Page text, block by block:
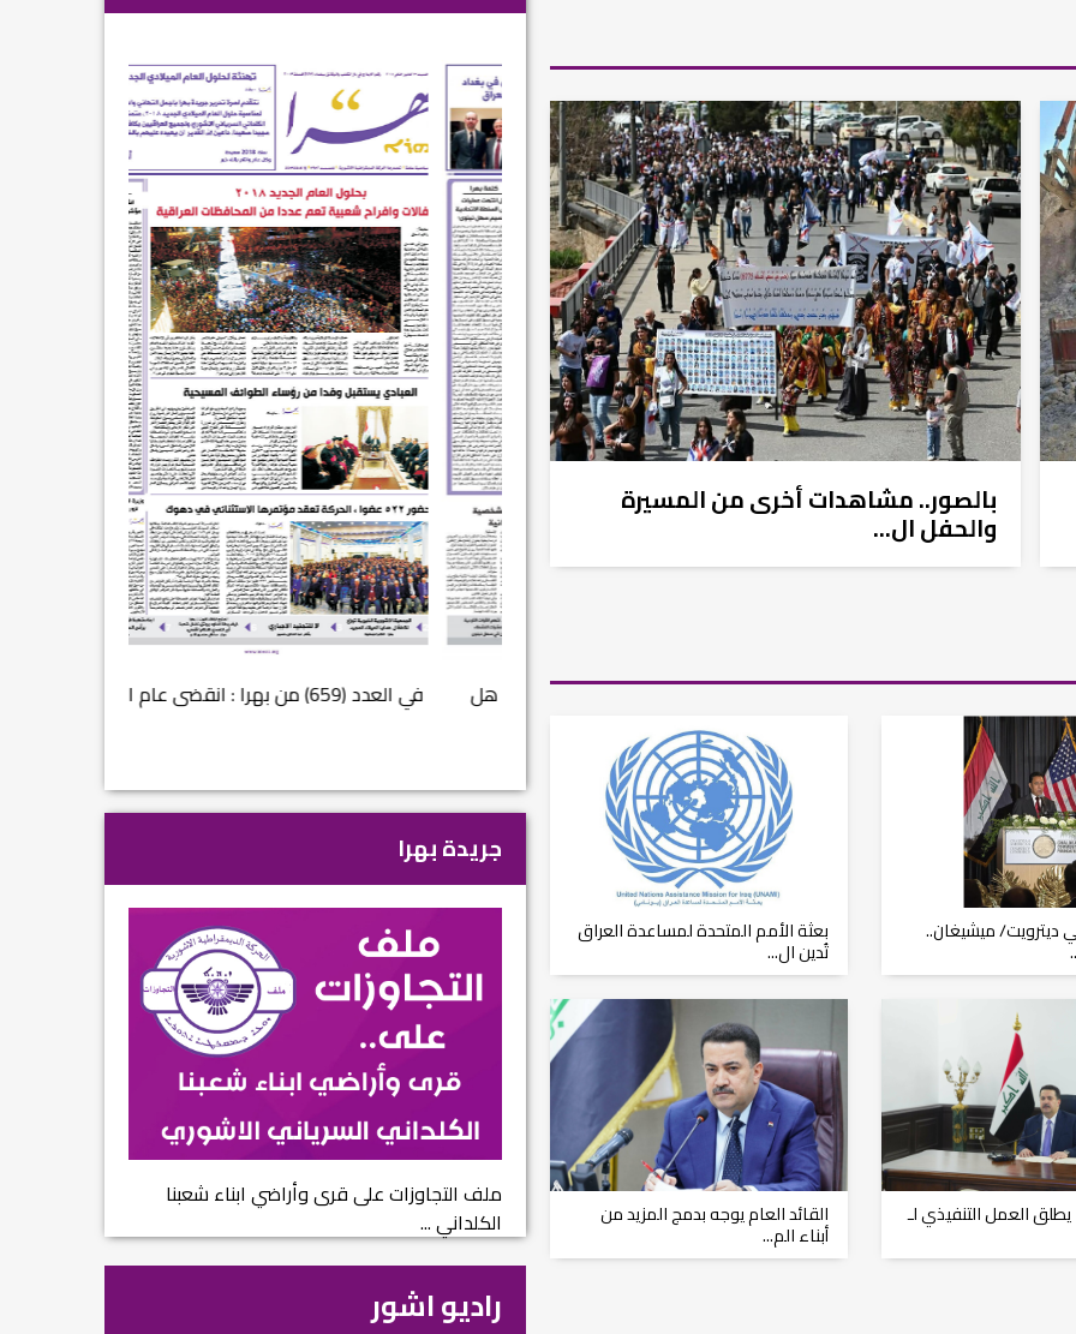
بالصور.. مشاهدات أخرى من المسيرة
والحفل ال...
ديترويت/ ميشيغان.. بعثة الأمم المتحدة لمساعدة العراق
تُدين ال...
يطلق العمل التنفيذي لـ القائد العام يوجه بدمج المزيد من
أبناء الم...
في العدد الجديد من صحيفة بهرا (658): هل
في العدد (659) من بهرا : انقضى عام النصر… م...
جريدة بهرا
ملف التجاوزات على قرى وأراضي ابناء شعبنا
الكلداني ...
راديو اشور